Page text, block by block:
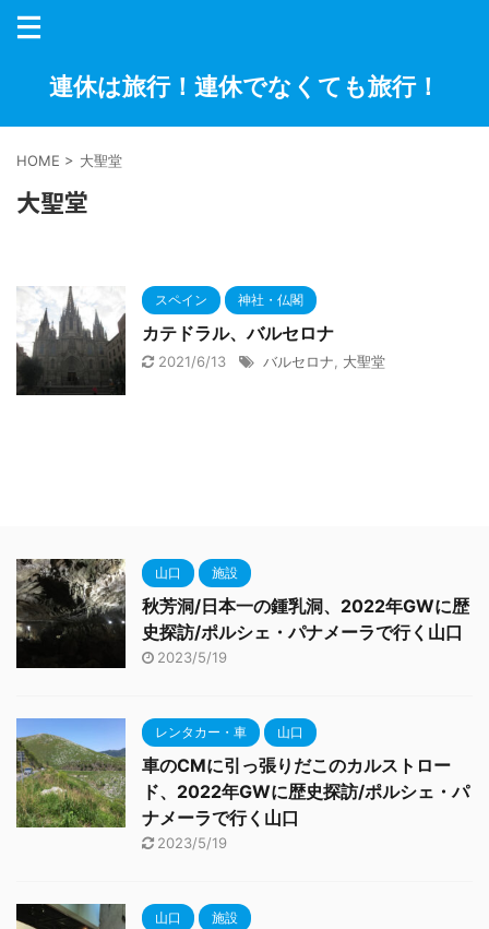
連休は旅行！連休でなくても旅行！
HOME > 大聖堂
大聖堂
スペイン 神社・仏閣
カテドラル、バルセロナ
2021/6/13 バルセロナ 大聖堂
山口 施設
秋芳洞/日本一の鍾乳洞、2022年GWに歴
史探訪/ポルシェ・パナメーラで行く山口
2023/5/19
レンタカー・車 山口
車のCMに引っ張りだこのカルストロー
ド、2022年GWに歴史探訪/ポルシェ・パ
ナメーラで行く山口
2023/5/19
山口 施設